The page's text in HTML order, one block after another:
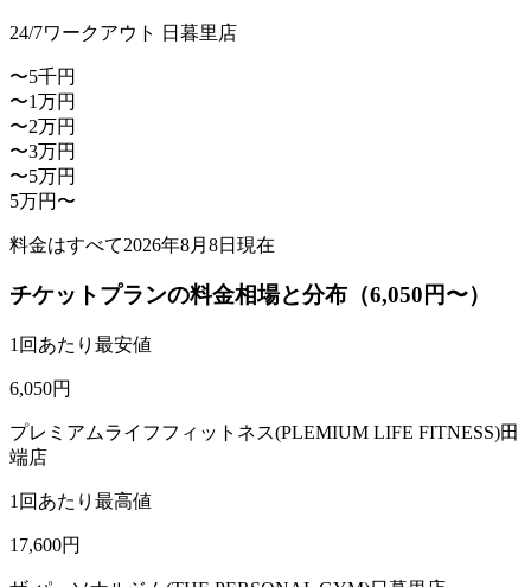
24/7ワークアウト 日暮里店
〜5千円
〜1万円
〜2万円
〜3万円
〜5万円
5万円〜
料金はすべて2026年8月8日 現在
チケットプランの料金相場と分布（6,050円〜）
1回あたり最安値
6,050円
プレミアムライフフィットネス(PLEMIUM LIFE FITNESS)田
端店
1回あたり最高値
17,600円